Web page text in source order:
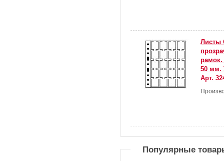
Листы
рамок.
50 мм.
Арт.
Популярные